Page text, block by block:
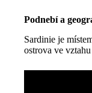
Podnebí a
Sardinie je
ostrova ve